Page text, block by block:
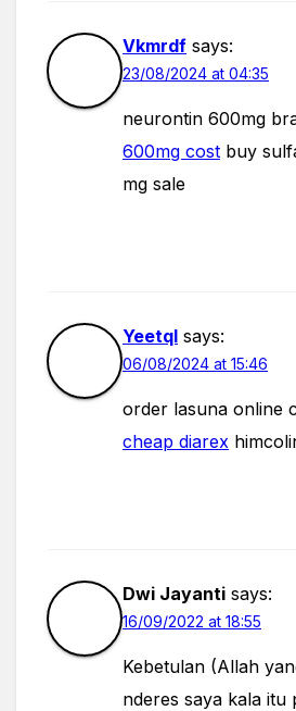
Vkmrdf says:
23/08/2024 at 04:35
neurontin 600mg
600mg cost buy
mg sale
Yeetql says:
06/08/2024 at 15:46
order lasuna online
cheap diarex
Dwi Jayanti says:
16/09/2022 at 18:55
Kebetulan (Allah
nderes saya kala itu